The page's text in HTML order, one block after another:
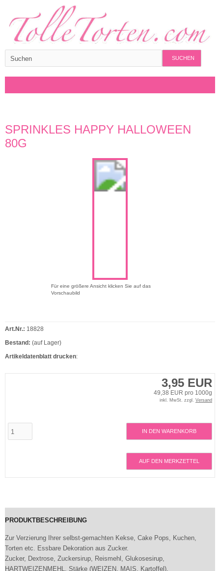
SUCHEN
SPRINKLES HAPPY HALLOWEEN
80G
Für eine größere Ansicht klicken Sie auf das
Vorschaubild
3,95 EUR
49,38 EUR pro 1000g
inkl. MwSt. zzgl. Versand
IN DEN WARENKORB
AUF DEN MERKZETTEL
Art.Nr.: 18828
Bestand: (auf Lager)
Artikeldatenblatt drucken:
PRODUKTBESCHREIBUNG
Zur Verzierung Ihrer selbst-gemachten Kekse, Cake Pops, Kuchen,
Torten etc. Essbare Dekoration aus Zucker.
Zucker, Dextrose, Zuckersirup, Reismehl, Glukosesirup,
HARTWEIZENMEHL, Stärke (WEIZEN, MAIS, Kartoffel),